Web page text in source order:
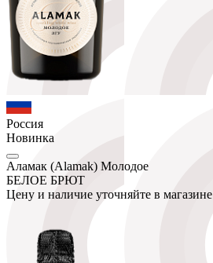
Россия
Новинка
Аламак (Alamak) Молодое
БЕЛОЕ БРЮТ
Цену и наличие уточняйте в магазине